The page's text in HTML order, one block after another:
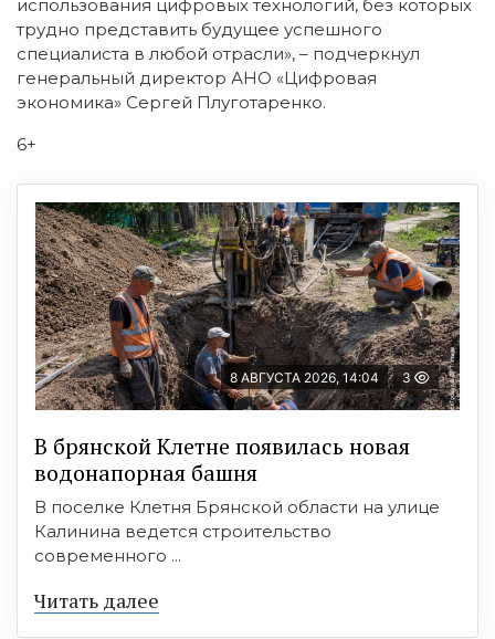
использования цифровых технологий, без которых
трудно представить будущее успешного
специалиста в любой отрасли», – подчеркнул
генеральный директор АНО «Цифровая
экономика» Сергей Плуготаренко.
6+
8 АВГУСТА 2026, 14:04 3
В брянской Клетне появилась новая
водонапорная башня
В поселке Клетня Брянской области на улице
Калинина ведется строительство
современного ...
Читать далее